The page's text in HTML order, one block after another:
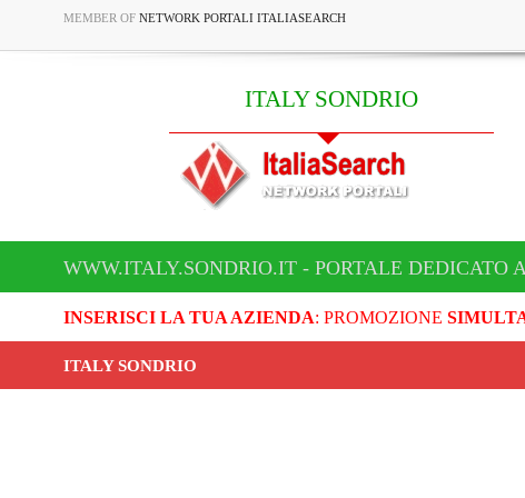
MEMBER OF NETWORK PORTALI ITALIASEARCH
ITALY SONDRIO
WWW.ITALY.SONDRIO.IT - PORTALE DEDICATO
INSERISCI LA TUA AZIENDA: PROMOZIONE
ITALY SONDRIO